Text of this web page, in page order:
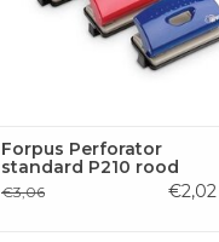
Forpus Perforator
standard P210 rood
€3,06 €2,02